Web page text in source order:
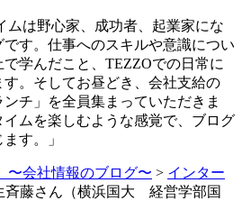
ムは野心家、成功者、起業家にな
す。仕事へのスキルや意識につい
学んだこと、TEZZOでの日常に
。そしてお昼どき、会社支給の
ンチ」を全員集まっていただきま
ムを楽しむような感覚で、ブログ
す。」
会社情報のブログ〜 > インター
斉藤さん（横浜国大 経営学部国